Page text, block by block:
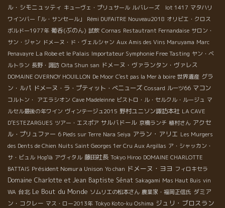
ル・シモニュッティ キューヴェ・プリュサール ルバレーズ lot 1417 マタハリ
ワインバー「ル・サンセール」
Rémi DUFAITRE Nouveau2018 オリビエ・クロス
ボルドー1977年 葡呑(ぶのん) 試飲 Cornas Restautrant Fernandaise サロン・
サン・ジャン ドメーヌ・ド・ヴェルシャン Aux Amis des Vins Maruyama Marc
Penavayre La Robe et le Palais Importateur Symphonie Free Tasting ヤン・ベ
ルトラン 長野・諏訪 Oita Shun san ドメーヌ・ヴァランタン・ヴァレス
DOMAINE OVERNOY HOUILLON De Moor C'est pas la Mer à boire 世界遺産 グラ
ン・ルパ ドメーヌ・ラ・プティット・べニューズ Cossard ルーツ66 マコン
コルトン・ アエラシオン Cave Madeleinne ビストロ・ル・セルクル・ルージュ マ
ルセル最後の年ワイン ヴィンテージュ2015 野村ユニソン諏訪本社 LA CAVE
D’ESTEZARGUES ツアー・エスポア サルバドール 京橋ランチ 植村さん アクセ
ル・プリュファー 6 Pieds sur Terre Nara Seiya アラン・アリエ Les Murgers
des Dents de Chien Nuits Saint Georges 1er Cru Aux Argillas ア・シャッカン・
サ・ビュル Hop'là アヴィタル 藤田社長 Tokyo Hiroo DOMAINE CHARLOTTE
BATTAIS Président Nomura Unison Yo chan ドメーヌ・ヨヨ フィロキセラ
Domaine Charlotte et Jean Baptiste Sénat Sakagami Mas Haut Buis vin
WA 台北 Le Bout du Monde ソムリエの松本さん 農業家・福岡正信氏 ダミア
ン・コクレー マス・ロー2013年 Tokyo Koto-ku Oshima ジュリ・ブロスラン